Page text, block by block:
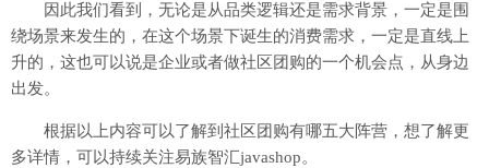
因此我们看到，无论是从品类逻辑还是需求背景，一定是围
绕场景来发生的，在这个场景下诞生的消费需求，一定是直线上
升的，这也可以说是企业或者做社区团购的一个机会点，从身边
出发。
根据以上内容可以了解到社区团购有哪五大阵营，想了解更
多详情，可以持续关注易族智汇javashop。